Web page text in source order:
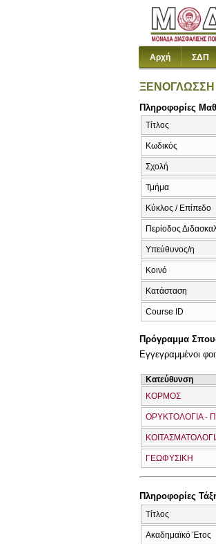
Αρχή ΣΔΠ
ΞΕΝΟΓΛΩΣΣΗ
Πληροφορίες
Τίτλος
Κωδικός
Σχολή
Τμήμα
Κύκλος / Επίπεδο
Περίοδος
Υπεύθυνος/η
Κοινό
Κατάσταση
Course ID
Πρόγραμμα
Εγγεγραμμένοι
Κατεύθυνση
ΚΟΡΜΟΣ
ΟΡΥΚΤΟΛΟΓΙΑ -
ΓΕΩΦΥΣΙΚΗ
Πληροφορίες
Τίτλος
Ακαδημαϊκό Έτος